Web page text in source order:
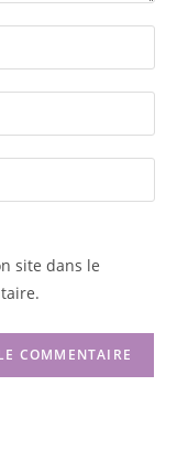
site dans le